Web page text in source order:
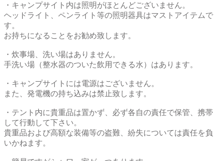
・キャンプサイト内は照明がほとんどございません。
ヘッドライト、ペンライト等の照明器具はマストアイテムで
す。
お持ちになることをお勧め致します。
・炊事場、洗い場はありません。
手洗い場（整水器のついた飲用できる水）はあります。
・キャンプサイトには電源はございません。
また、発電機の持ち込みは禁止致します。
・テント内に貴重品は置かず、必ず各自の責任で保管、携帯
して行動して下さい。
貴重品および高額な装備等の盗難、紛失については責任を負
いかねます。